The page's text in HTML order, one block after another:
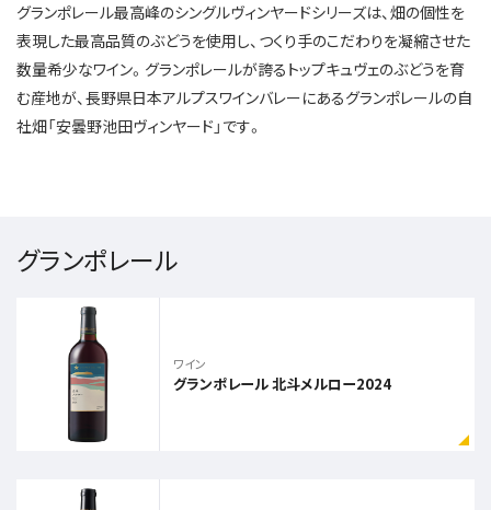
グランポレール最高峰のシングルヴィンヤードシリーズは、畑の個性を
表現した最高品質のぶどうを使用し、つくり手のこだわりを凝縮させた
数量希少なワイン。グランポレールが誇るトップキュヴェのぶどうを育
む産地が、長野県日本アルプスワインバレーにあるグランポレールの自
社畑「安曇野池田ヴィンヤード」です。
グランポレール
ワイン
グランポレール 北斗メルロー2024